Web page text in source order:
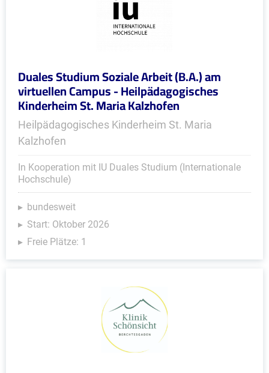
Duales Studium Soziale Arbeit (B.A.) am
virtuellen Campus - Heilpädagogisches
Kinderheim St. Maria Kalzhofen
Heilpädagogisches Kinderheim St. Maria
Kalzhofen
In Kooperation mit IU Duales Studium (Internationale
Hochschule)
bundesweit
Start: Oktober 2026
Freie Plätze: 1